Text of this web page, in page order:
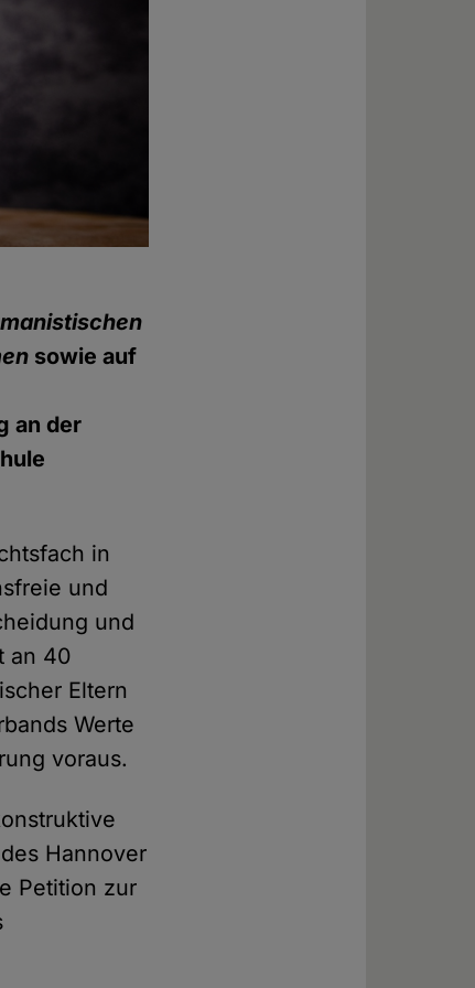
sowie auf
an der
in
und
und
an 40
Eltern
Werte
voraus.
Hannover
Petition zur